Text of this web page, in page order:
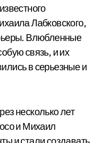
Лабковского,
Влюбленные
связь, и их
в серьезные и
несколько лет
и Михаил